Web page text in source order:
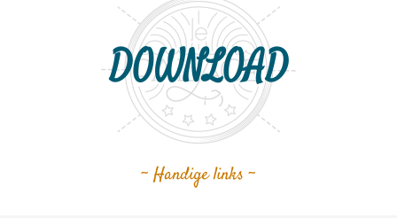
DOWNLOAD
~ Handige links ~